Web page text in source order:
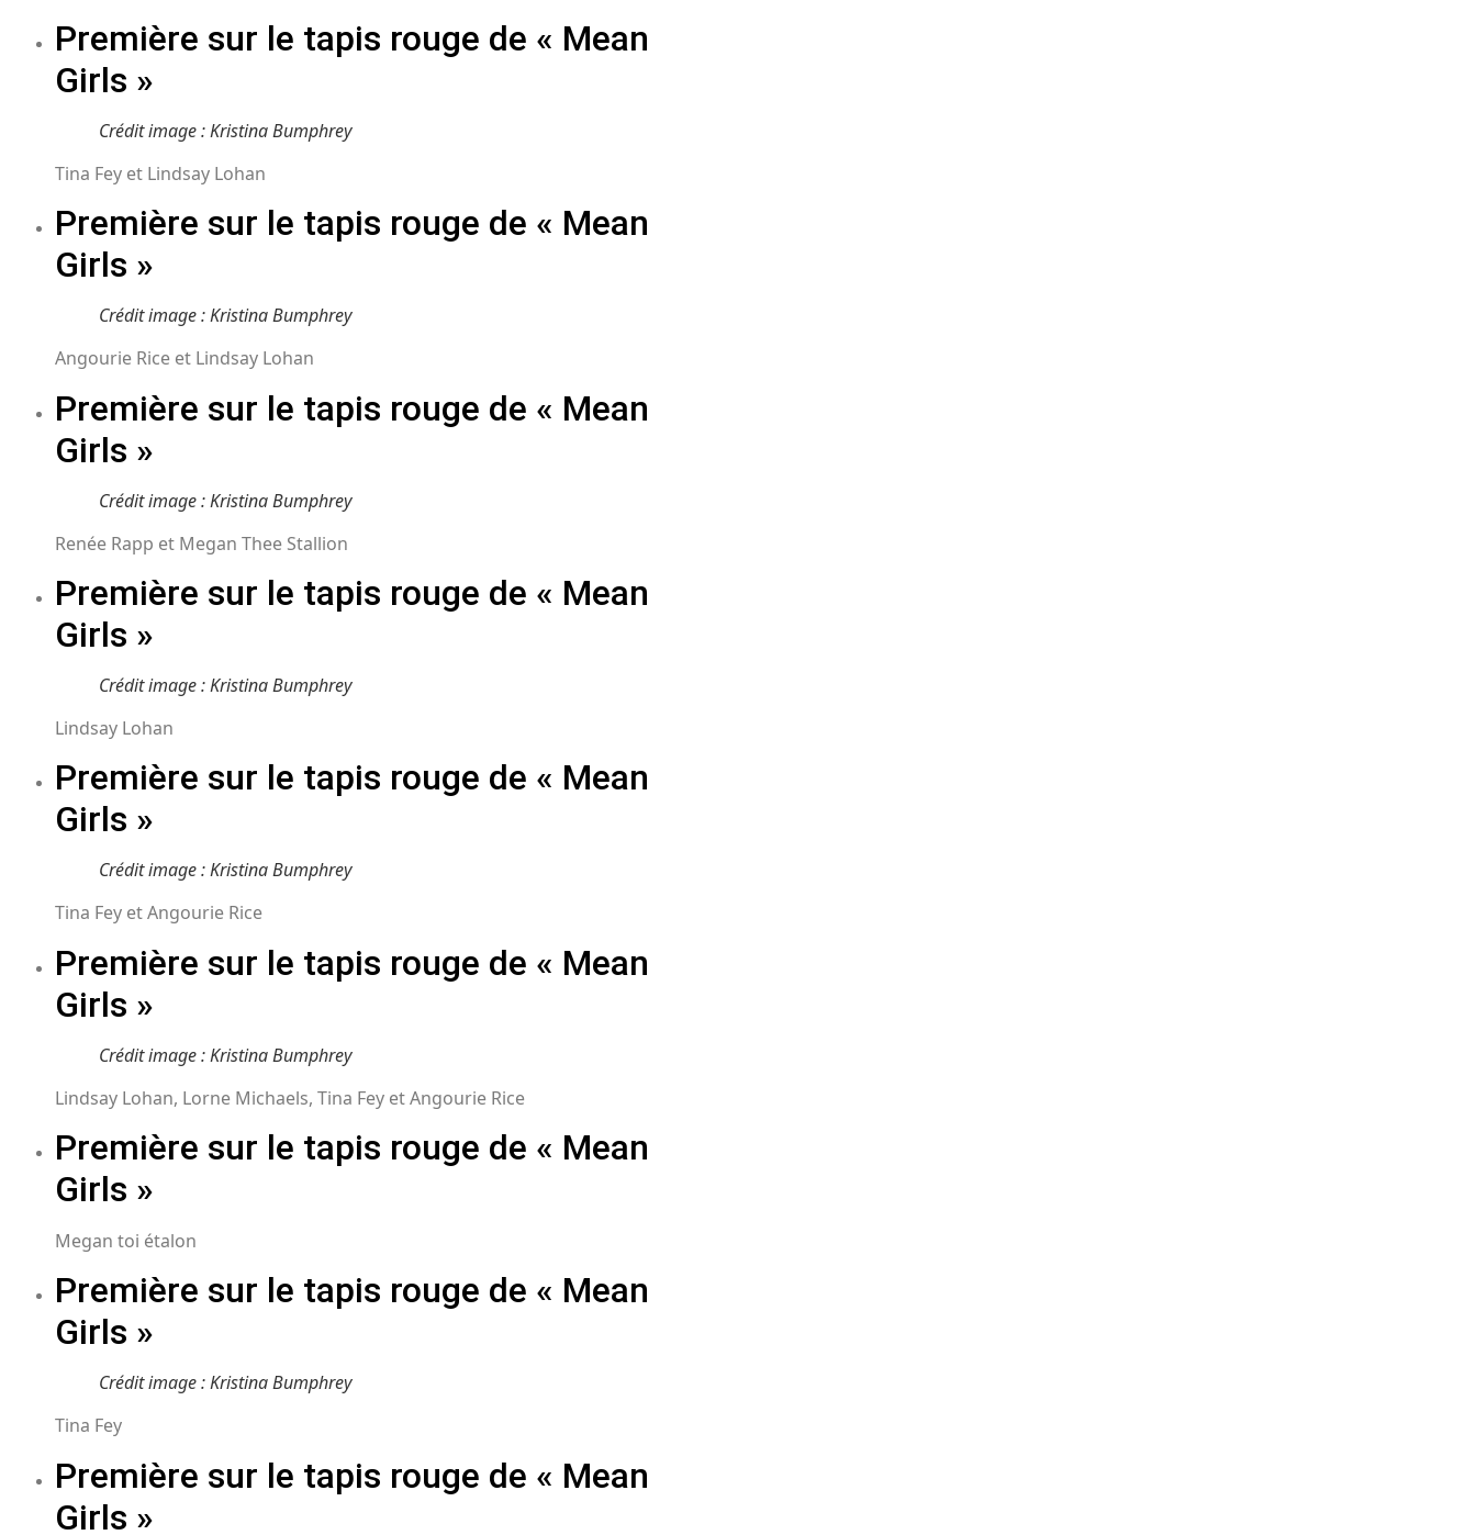
Première sur le tapis rouge de « Mean
Girls »
Crédit image : Kristina Bumphrey
Tina Fey et Lindsay Lohan
Première sur le tapis rouge de « Mean
Girls »
Crédit image : Kristina Bumphrey
Angourie Rice et Lindsay Lohan
Première sur le tapis rouge de « Mean
Girls »
Crédit image : Kristina Bumphrey
Renée Rapp et Megan Thee Stallion
Première sur le tapis rouge de « Mean
Girls »
Crédit image : Kristina Bumphrey
Lindsay Lohan
Première sur le tapis rouge de « Mean
Girls »
Crédit image : Kristina Bumphrey
Tina Fey et Angourie Rice
Première sur le tapis rouge de « Mean
Girls »
Crédit image : Kristina Bumphrey
Lindsay Lohan, Lorne Michaels, Tina Fey et Angourie Rice
Première sur le tapis rouge de « Mean
Girls »
Megan toi étalon
Première sur le tapis rouge de « Mean
Girls »
Crédit image : Kristina Bumphrey
Tina Fey
Première sur le tapis rouge de « Mean
Girls »